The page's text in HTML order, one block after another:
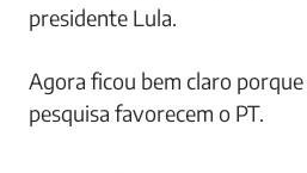
presidente Lula.
Agora ficou bem claro
pesquisa favorecem o PT.